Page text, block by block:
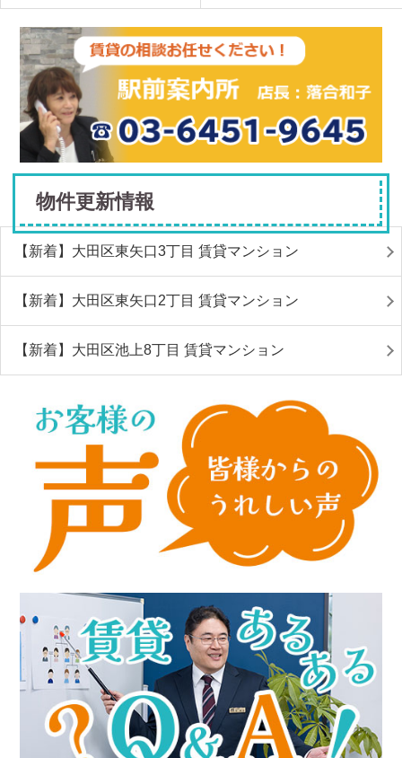
物件更新情報
【新着】大田区東矢口3丁目 賃貸マンション
【新着】大田区東矢口2丁目 賃貸マンション
【新着】大田区池上8丁目 賃貸マンション